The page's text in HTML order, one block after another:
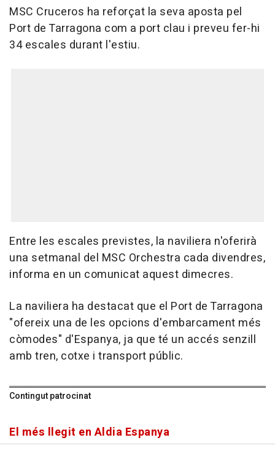
MSC Cruceros ha reforçat la seva aposta pel
Port de Tarragona com a port clau i preveu fer-hi
34 escales durant l'estiu.
Entre les escales previstes, la naviliera n'oferirà
una setmanal del MSC Orchestra cada divendres,
informa en un comunicat aquest dimecres.
La naviliera ha destacat que el Port de Tarragona
"ofereix una de les opcions d'embarcament més
còmodes" d'Espanya, ja que té un accés senzill
amb tren, cotxe i transport públic.
Contingut patrocinat
El més llegit en Aldia Espanya